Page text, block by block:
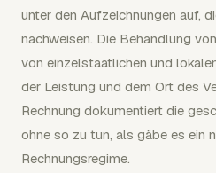
unter den Aufzeichnungen auf,
nachweisen. Die Behandlung
von einzelstaatlichen und
der Leistung und dem Ort des
Rechnung dokumentiert die
ohne so zu tun, als gäbe es ein
Rechnungsregime.